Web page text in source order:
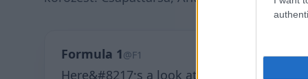
Formula 1@F1
Here&#8217;s a look at what happened to